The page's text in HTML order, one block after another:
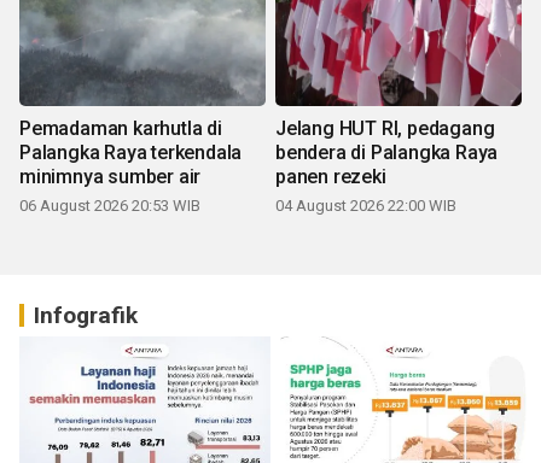
Pemadaman karhutla di
Palangka Raya terkendala
minimnya sumber air
06 August 2026 20:53 WIB
Jelang HUT RI, pedagang
bendera di Palangka Raya
panen rezeki
04 August 2026 22:00 WIB
Infografik